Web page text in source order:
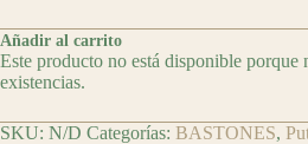
Añadir al carrito
Este producto no está disponible porque
existencias.
SKU: N/D Categorías: BASTONES,